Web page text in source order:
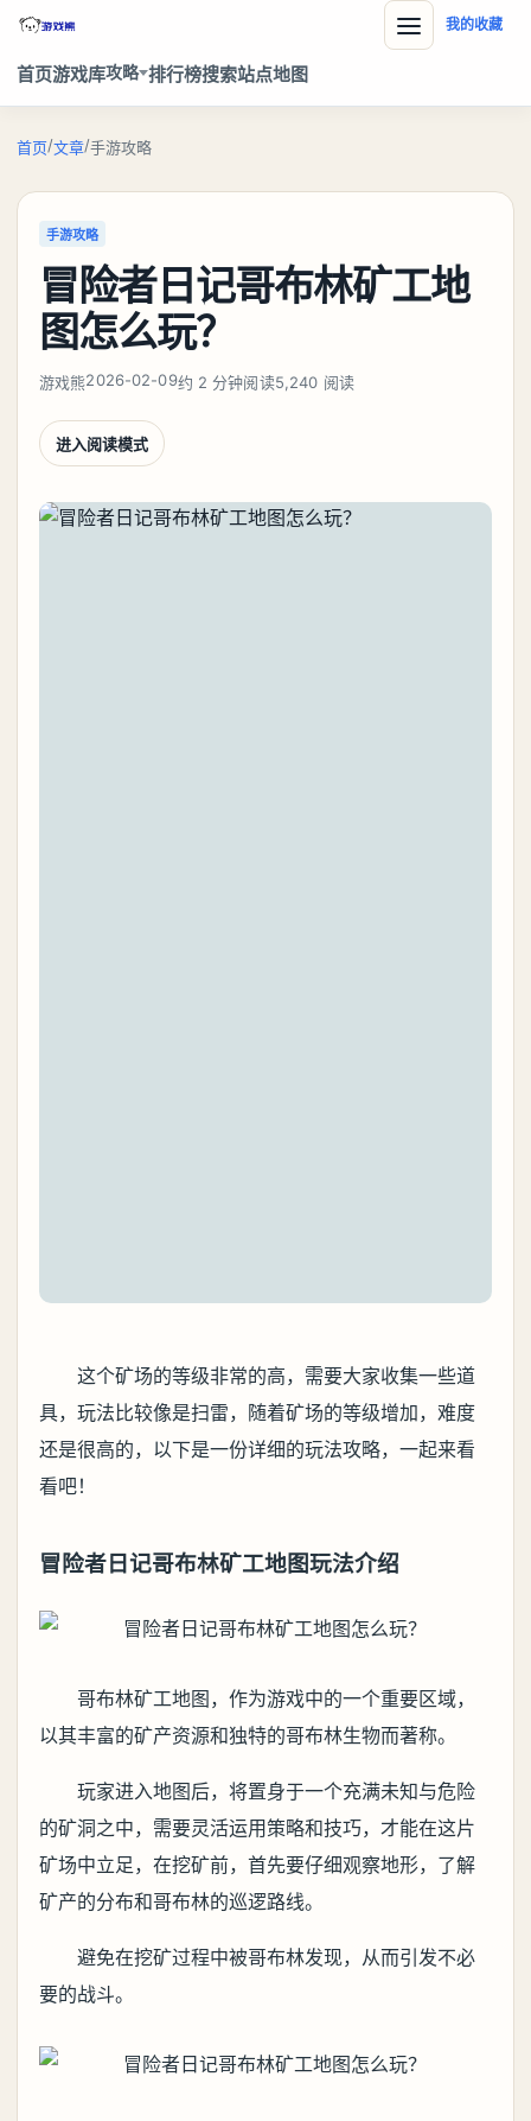
首页游戏库攻略 排行榜搜索站点地图
我的收藏
首页/文章/手游攻略
手游攻略
冒险者日记哥布林矿工地
图怎么玩？
游戏熊2026-02-09约 2 分钟阅读5,240 阅读
进入阅读模式
这个矿场的等级非常的高，需要大家收集一些道
具，玩法比较像是扫雷，随着矿场的等级增加，难度
还是很高的，以下是一份详细的玩法攻略，一起来看
看吧！
冒险者日记哥布林矿工地图玩法介绍
哥布林矿工地图，作为游戏中的一个重要区域，
以其丰富的矿产资源和独特的哥布林生物而著称。
玩家进入地图后，将置身于一个充满未知与危险
的矿洞之中，需要灵活运用策略和技巧，才能在这片
矿场中立足‌，在挖矿前，首先要仔细观察地形，了解
矿产的分布和哥布林的巡逻路线。
避免在挖矿过程中被哥布林发现，从而引发不必
要的战斗‌。